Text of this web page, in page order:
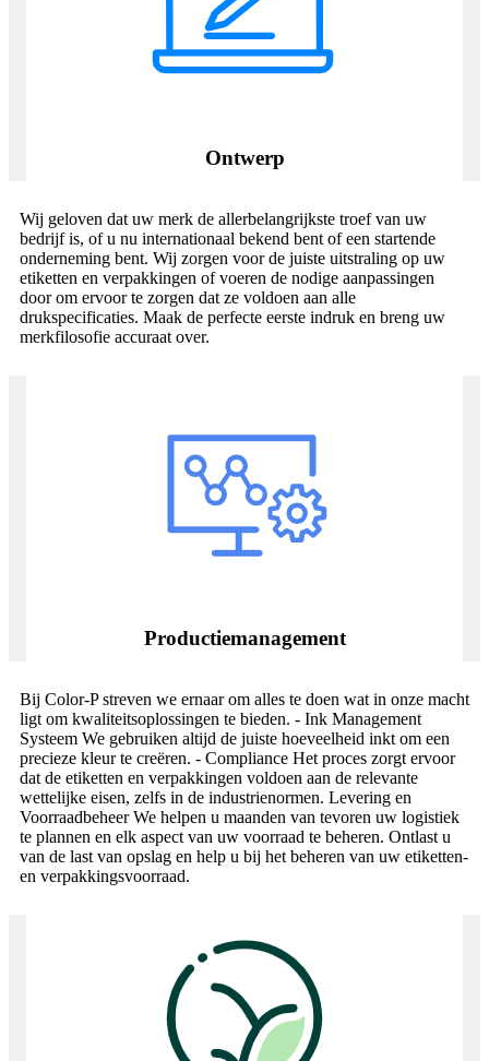
Ontwerp
Wij geloven dat uw merk de allerbelangrijkste troef van uw
bedrijf is, of u nu internationaal bekend bent of een startende
onderneming bent. Wij zorgen voor de juiste uitstraling op uw
etiketten en verpakkingen of voeren de nodige aanpassingen
door om ervoor te zorgen dat ze voldoen aan alle
drukspecificaties. Maak de perfecte eerste indruk en breng uw
merkfilosofie accuraat over.
Productiemanagement
Bij Color-P streven we ernaar om alles te doen wat in onze macht
ligt om kwaliteitsoplossingen te bieden. - Ink Management
Systeem We gebruiken altijd de juiste hoeveelheid inkt om een ​​
precieze kleur te creëren. - Compliance Het proces zorgt ervoor
dat de etiketten en verpakkingen voldoen aan de relevante
wettelijke eisen, zelfs in de industrienormen. Levering en
Voorraadbeheer We helpen u maanden van tevoren uw logistiek
te plannen en elk aspect van uw voorraad te beheren. Ontlast u
van de last van opslag en help u bij het beheren van uw etiketten-
en verpakkingsvoorraad.